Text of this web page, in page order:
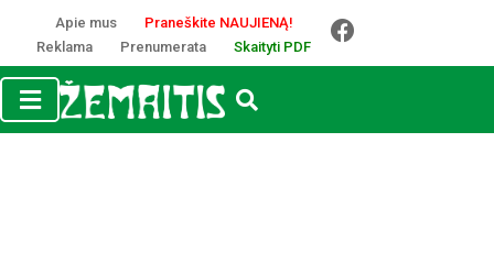
Apie mus
Praneškite NAUJIENĄ!
Reklama
Prenumerata Skaityti PDF